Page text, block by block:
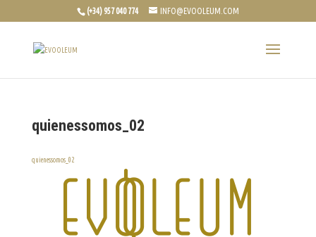
(+34) 957 040 774 INFO@EVOOLEUM.COM
quienessomos_02
quienessomos_02